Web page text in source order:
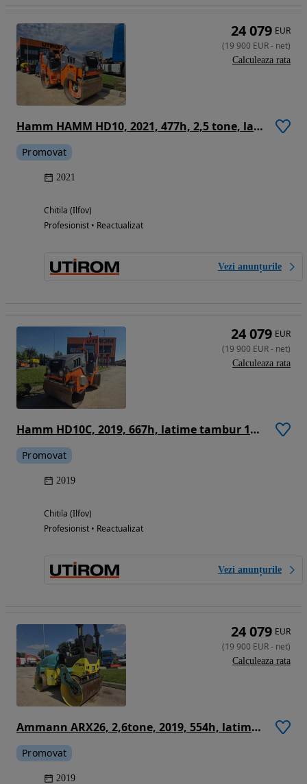
Hamm HAMM HD10, 2021, 477h, 2,5 tone, latime tambur 1m, motor KUBOTA 25CP, produs in Germania, lungime 2,5m, viteza 10km/h, intoarce in 2,5m, CA NOU, posibilitate leasing 4 ani -PROMOTIE 19.900 EUR+Tva
Promovat
2021
Chitila (Ilfov)
Profesionist • Reactualizat
Vezi anunțurile
24 079 EUR
(19 900 EUR- net)
Calculeaza rata
Hamm HD10C, 2019, 667h, latime tambur 1m, Masa operationala 1,5t, motor Kubota 25CP, sistem stropire, produs in Germania, posibilitate leasing 3 ani, STARE FOARTE BUNA-PROMOTIE 19.900 EUR+Tva
Promovat
2019
Chitila (Ilfov)
Profesionist • Reactualizat
Vezi anunțurile
24 079 EUR
(19 900 EUR- net)
Calculeaza rata
Ammann ARX26, 2,6tone, 2019, 554h, latime tambur 1,2m, motor Yanmar 32CP, lungime 2,35m, CE, sistem stropire, posibilitate leasing 3 ani, STARE FOARTE BUNA, PROMOTIE 19.900 EUR+Tva
Promovat
2019
24 079 EUR
(19 900 EUR- net)
Calculeaza rata